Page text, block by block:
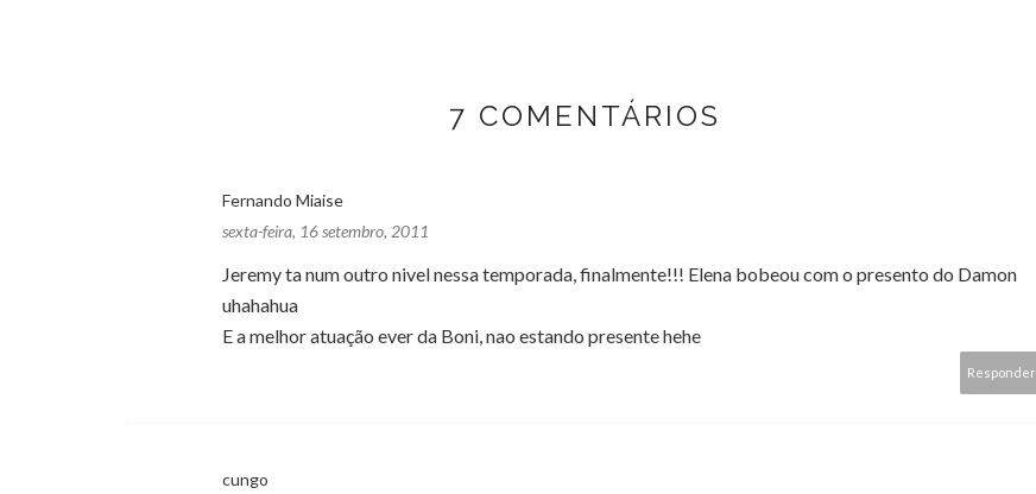
7 COMENTÁRIOS
Fernando Miaise
sexta-feira, 16 setembro, 2011
Jeremy ta num outro nivel nessa temporada, finalmente!!! Elena bobeou com o presento do Damon
uhahahua
E a melhor atuação ever da Boni, nao estando presente hehe
Responder
cungo